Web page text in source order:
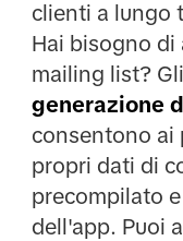
clienti a lungo
Hai bisogno di
mailing list?
generazione
consentono ai
propri dati di
precompilato
dell'app. Puoi